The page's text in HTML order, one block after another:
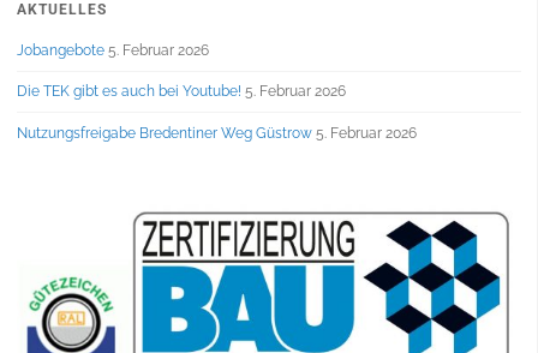
AKTUELLES
Jobangebote 5. Februar 2026
Die TEK gibt es auch bei Youtube! 5. Februar 2026
Nutzungsfreigabe Bredentiner Weg Güstrow 5. Februar 2026